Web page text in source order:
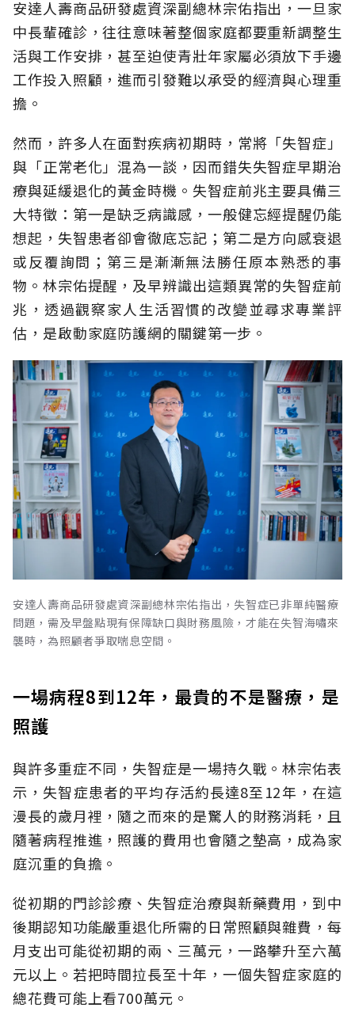
安達人壽商品研發處資深副總林宗佑指出，一旦家
中長輩確診，往往意味著整個家庭都要重新調整生
活與工作安排，甚至迫使青壯年家屬必須放下手邊
工作投入照顧，進而引發難以承受的經濟與心理重
擔。
然而，許多人在面對疾病初期時，常將「失智症」
與「正常老化」混為一談，因而錯失失智症早期治
療與延緩退化的黃金時機。失智症前兆主要具備三
大特徵：第一是缺乏病識感，一般健忘經提醒仍能
想起，失智患者卻會徹底忘記；第二是方向感衰退
或反覆詢問；第三是漸漸無法勝任原本熟悉的事
物。林宗佑提醒，及早辨識出這類異常的失智症前
兆，透過觀察家人生活習慣的改變並尋求專業評
估，是啟動家庭防護網的關鍵第一步。
安達人壽商品研發處資深副總林宗佑指出，失智症已非單純醫療
問題，需及早盤點現有保障缺口與財務風險，才能在失智海嘯來
襲時，為照顧者爭取喘息空間。
一場病程8到12年，最貴的不是醫療，是
照護
與許多重症不同，失智症是一場持久戰。林宗佑表
示，失智症患者的平均存活約長達8至12年，在這
漫長的歲月裡，隨之而來的是驚人的財務消耗，且
隨著病程推進，照護的費用也會隨之墊高，成為家
庭沉重的負擔。
從初期的門診診療、失智症治療與新藥費用，到中
後期認知功能嚴重退化所需的日常照顧與雜費，每
月支出可能從初期的兩、三萬元，一路攀升至六萬
元以上。若把時間拉長至十年，一個失智症家庭的
總花費可能上看700萬元。